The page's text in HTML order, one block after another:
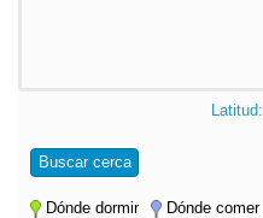
Latitud:
Buscar cerca
Dónde dormir Dónde comer